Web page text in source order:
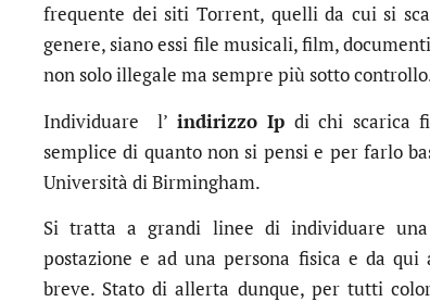
frequente dei siti Torrent, quelli da cui si
genere, siano essi file musicali, film,
non solo illegale ma sempre più sotto
Individuare l’ indirizzo Ip di chi scarica
semplice di quanto non si pensi e per farlo
Università di Birmingham.
Si tratta a grandi linee di individuare
postazione e ad una persona fisica e da
breve. Stato di allerta dunque, per tutti